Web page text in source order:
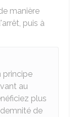
manière
puis à
principe
au
plus
de